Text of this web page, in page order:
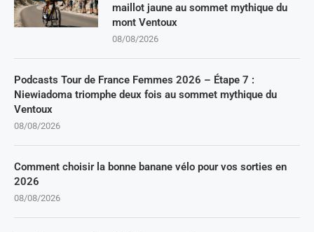
maillot jaune au sommet mythique du
mont Ventoux
08/08/2026
Podcasts Tour de France Femmes 2026 – Étape 7 :
Niewiadoma triomphe deux fois au sommet mythique du
Ventoux
08/08/2026
Comment choisir la bonne banane vélo pour vos sorties en
2026
08/08/2026